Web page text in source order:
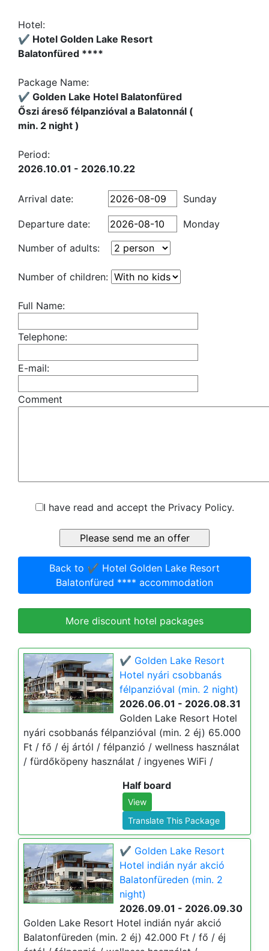
Hotel:
✔️ Hotel Golden Lake Resort
Balatonfüred ****
Package Name:
✔️ Golden Lake Hotel Balatonfüred
Őszi áreső félpanzióval a Balatonnál (
min. 2 night )
Period:
2026.10.01 - 2026.10.22
Arrival date: Sunday
Departure date:
Monday
Number of adults:
Number of children:
Full Name:
Telephone:
E-mail:
Comment
I have read and accept the Privacy Policy.
Back to ✔️ Hotel Golden Lake Resort
Balatonfüred **** accommodation
More discount hotel packages
✔️ Golden Lake Resort
Hotel nyári csobbanás
félpanzióval (min. 2 night)
2026.06.01 - 2026.08.31
Golden Lake Resort Hotel
nyári csobbanás félpanzióval (min. 2 éj) 65.000
Ft / fő / éj ártól / félpanzió / wellness használat
/ fürdőköpeny használat / ingyenes WiFi /
Half board
View
Translate This Package
✔️ Golden Lake Resort
Hotel indián nyár akció
Balatonfüreden (min. 2
night)
2026.09.01 - 2026.09.30
Golden Lake Resort Hotel indián nyár akció
Balatonfüreden (min. 2 éj) 42.000 Ft / fő / éj